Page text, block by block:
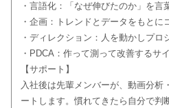
・言語化：「なぜ伸びたのか」を言
・企画：トレンドとデータをもとに
・ディレクション：人を動かしプロ
・PDCA：作って測って改善するサ
【サポート】
入社後は先輩メンバーが、動画分析
ートします。慣れてきたら自分で判